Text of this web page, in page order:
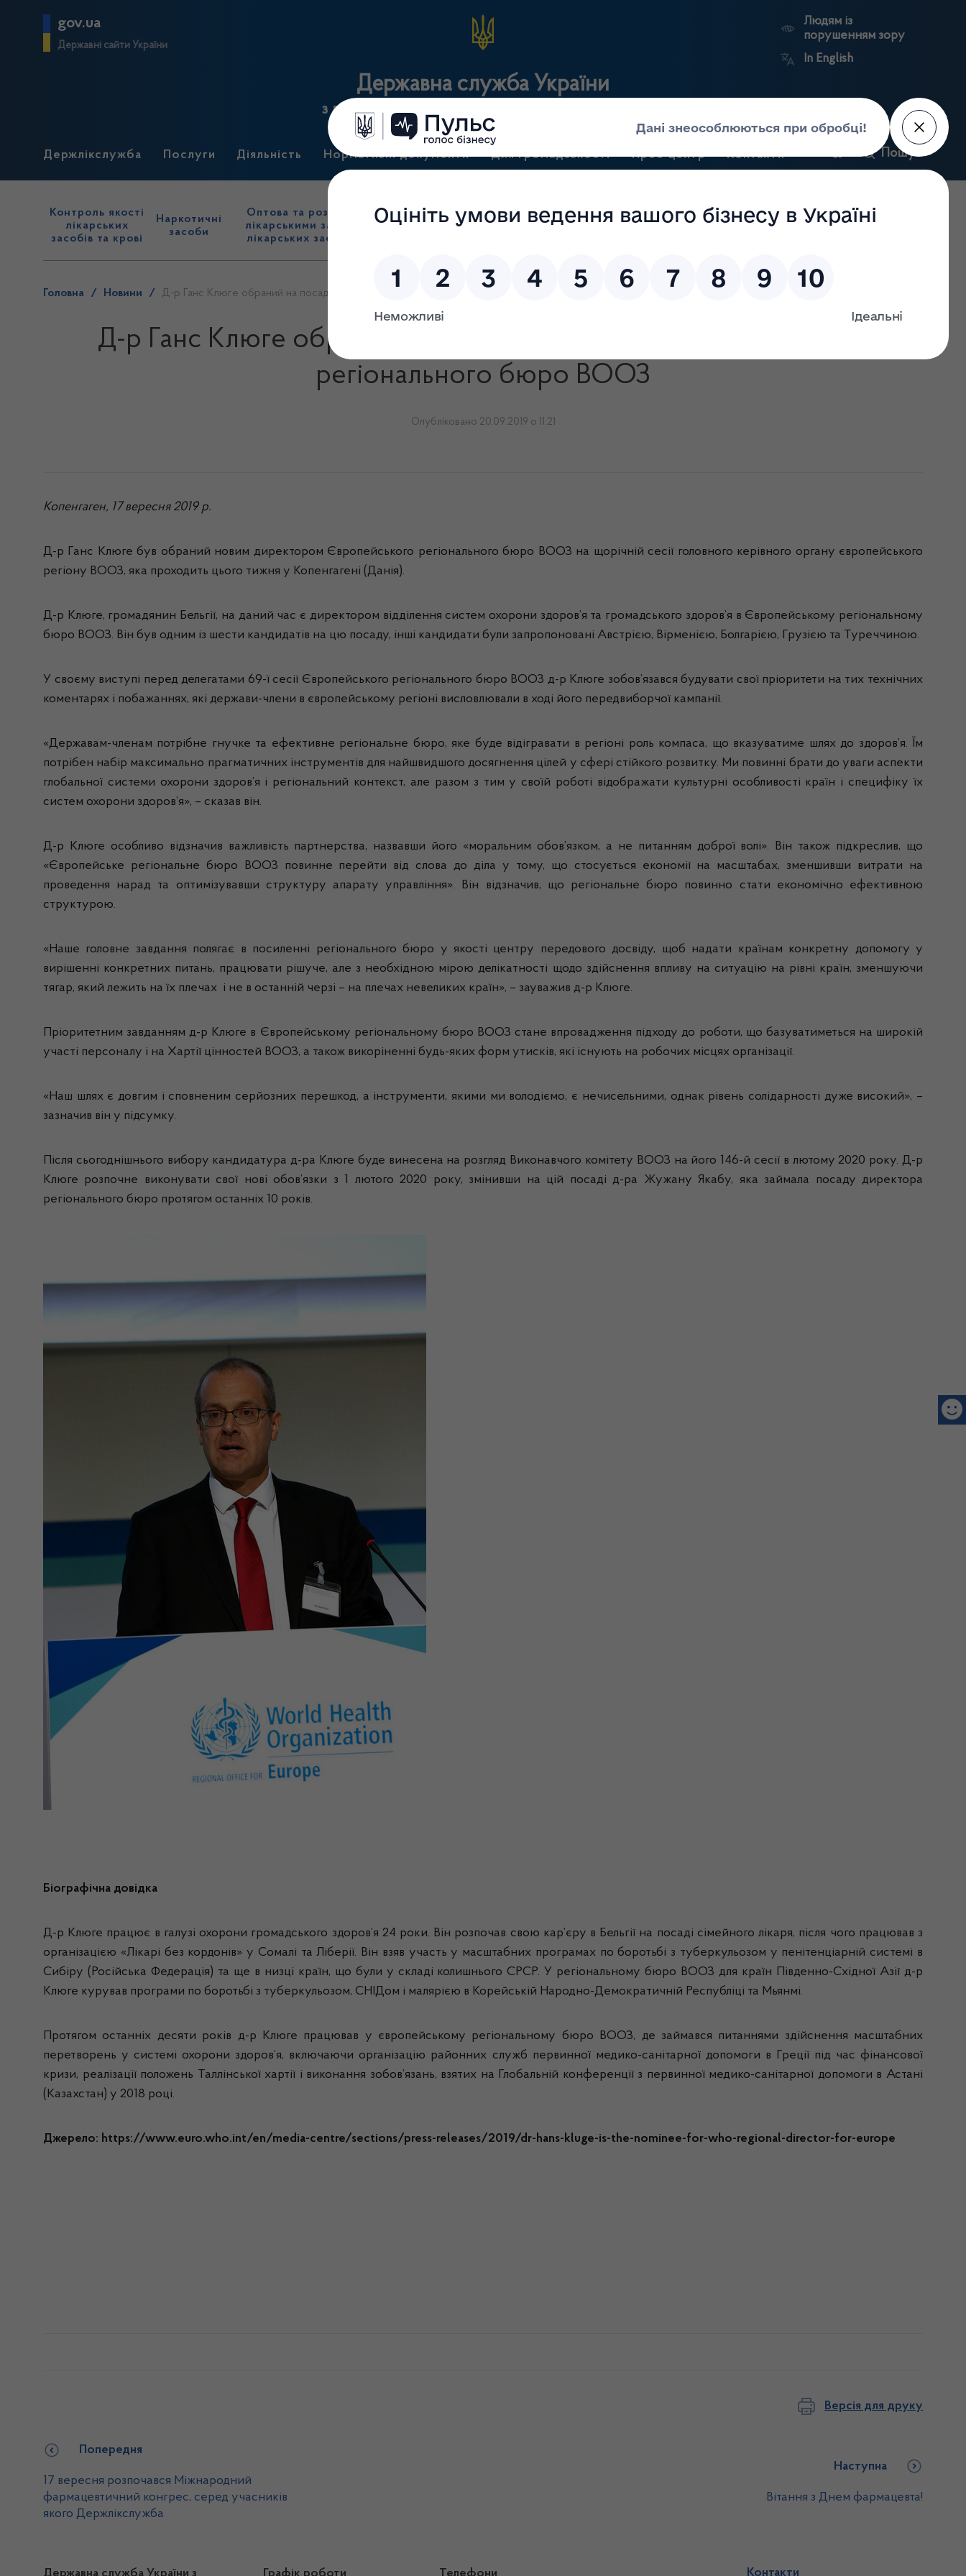
gov.ua
Державні сайти України
Державна служба України
з лікарських засобів та контролю за наркотиками
Людям із
порушенням зору
In English
Держлікслужба Послуги Діяльність Нормативні документи Для громадськості Прес-центр Контакти Пошук
Контроль якості
лікарських
засобів та крові
Наркотичні
засоби
Оптова та роздрібна торгівля
лікарськими засобами, імпорт
лікарських засобів (крім АФІ)
Державний
нагляд
виробництва лікарських
Ринковий
Державні
Антикорупційний
портал
Головна / Новини / Д-р Ганс Клюге обраний на посаду директора Європейського регіонального бюро ВООЗ
Д-р Ганс Клюге обраний на посаду директора Європейського
регіонального бюро ВООЗ
Опубліковано 20.09.2019 о 11:21
Копенгаген, 17 вересня 2019 р.
Д-р Ганс Клюге був обраний новим директором Європейського регіонального бюро ВООЗ на щорічній сесії головного керівного органу європейського
регіону ВООЗ, яка проходить цього тижня у Копенгагені (Данія).
Д-р Клюге, громадянин Бельгії, на даний час є директором відділення систем охорони здоров’я та громадського здоров’я в Європейському регіональному
бюро ВООЗ. Він був одним із шести кандидатів на цю посаду, інші кандидати були запропоновані Австрією, Вірменією, Болгарією, Грузією та Туреччиною.
У своєму виступі перед делегатами 69-ї сесії Європейського регіонального бюро ВООЗ д-р Клюге зобов’язався будувати свої пріоритети на тих технічних
коментарях і побажаннях, які держави-члени в європейському регіоні висловлювали в ході його передвиборчої кампанії.
«Державам-членам потрібне гнучке та ефективне регіональне бюро, яке буде відігравати в регіоні роль компаса, що вказуватиме шлях до здоров’я. Їм
потрібен набір максимально прагматичних інструментів для найшвидшого досягнення цілей у сфері стійкого розвитку. Ми повинні брати до уваги аспекти
глобальної системи охорони здоров’я і регіональний контекст, але разом з тим у своїй роботі відображати культурні особливості країн і специфіку їх
систем охорони здоров’я», – сказав він.
Д-р Клюге особливо відзначив важливість партнерства, назвавши його «моральним обов’язком, а не питанням доброї волі». Він також підкреслив, що
«Європейське регіональне бюро ВООЗ повинне перейти від слова до діла у тому, що стосується економії на масштабах, зменшивши витрати на
проведення нарад та оптимізувавши структуру апарату управління». Він відзначив, що регіональне бюро повинно стати економічно ефективною
структурою.
«Наше головне завдання полягає в посиленні регіонального бюро у якості центру передового досвіду, щоб надати країнам конкретну допомогу у
вирішенні конкретних питань, працювати рішуче, але з необхідною мірою делікатності щодо здійснення впливу на ситуацію на рівні країн, зменшуючи
тягар, який лежить на їх плечах і не в останній черзі – на плечах невеликих країн», – зауважив д-р Клюге.
Пріоритетним завданням д-р Клюге в Європейському регіональному бюро ВООЗ стане впровадження підходу до роботи, що базуватиметься на широкій
участі персоналу і на Хартії цінностей ВООЗ, а також викоріненні будь-яких форм утисків, які існують на робочих місцях організації.
«Наш шлях є довгим і сповненим серйозних перешкод, а інструменти, якими ми володіємо, є нечисельними, однак рівень солідарності дуже високий», –
зазначив він у підсумку.
Після сьогоднішнього вибору кандидатура д-ра Клюге буде винесена на розгляд Виконавчого комітету ВООЗ на його 146-й сесії в лютому 2020 року. Д-р
Клюге розпочне виконувати свої нові обов’язки з 1 лютого 2020 року, змінивши на цій посаді д-ра Жужану Якабу, яка займала посаду директора
регіонального бюро протягом останніх 10 років.
Біографічна довідка
Д-р Клюге працює в галузі охорони громадського здоров’я 24 роки. Він розпочав свою кар’єру в Бельгії на посаді сімейного лікаря, після чого працював з
організацією «Лікарі без кордонів» у Сомалі та Ліберії. Він взяв участь у масштабних програмах по боротьбі з туберкульозом у пенітенціарній системі в
Сибіру (Російська Федерація) та ще в низці країн, що були у складі колишнього СРСР. У регіональному бюро ВООЗ для країн Південно-Східної Азії д-р
Клюге курував програми по боротьбі з туберкульозом, СНІДом і малярією в Корейській Народно-Демократичній Республіці та Мьянмі.
Протягом останніх десяти років д-р Клюге працював у європейському регіональному бюро ВООЗ, де займався питаннями здійснення масштабних
перетворень у системі охорони здоров’я, включаючи організацію районних служб первинної медико-санітарної допомоги в Греції під час фінансової
кризи, реалізації положень Таллінської хартії і виконання зобов’язань, взятих на Глобальній конференції з первинної медико-санітарної допомоги в Астані
(Казахстан) у 2018 році.
Джерело: https://www.euro.who.int/en/media-centre/sections/press-releases/2019/dr-hans-kluge-is-the-nominee-for-who-regional-director-for-europe
Версія для друку
Попередня
17 вересня розпочався Міжнародний
фармацевтичний конгрес, серед учасників
якого Держлікслужба
Наступна
Вітання з Днем фармацевта!
Контакти